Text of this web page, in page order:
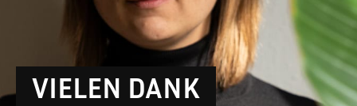
VIELEN DANK